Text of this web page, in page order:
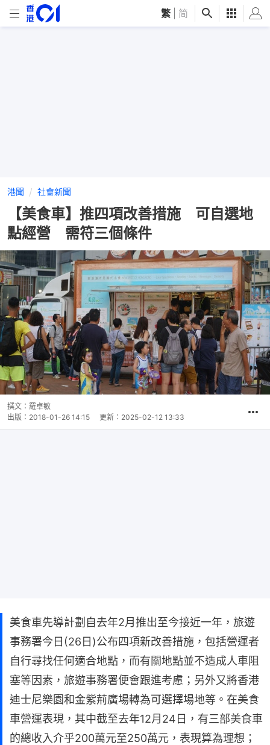
繁 简
港聞 社會新聞
【美食車】推四項改善措施 可自選地
點經營 需符三個條件
撰文： 羅卓敏
出版： 2018-01-26 14:15 更新： 2025-02-12 13:33
美食車先導計劃自去年2月推出至今接近一年，旅遊
事務署今日(26日)公布四項新改善措施，包括營運者
自行尋找任何適合地點，而有關地點並不造成人車阻
塞等因素，旅遊事務署便會跟進考慮；另外又將香港
迪士尼樂園和金紫荊廣場轉為可選擇場地等。在美食
車營運表現，其中截至去年12月24日，有三部美食車
的總收入介乎200萬元至250萬元，表現算為理想；